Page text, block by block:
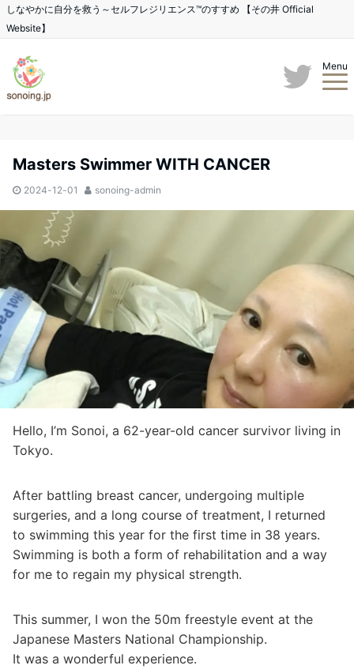
しなやかに自分を救う～セルフレジリエンス™のすすめ 【その井 Official
Website】
Menu
Masters Swimmer WITH CANCER
2024-12-01 sonoing-admin
Hello, I’m Sonoi, a 62-year-old cancer survivor living in
Tokyo.
After battling breast cancer, undergoing multiple
surgeries, and a long course of treatment, I returned
to swimming this year for the first time in 38 years.
Swimming is both a form of rehabilitation and a way
for me to regain my physical strength.
This summer, I won the 50m freestyle event at the
Japanese Masters National Championship.
It was a wonderful experience.